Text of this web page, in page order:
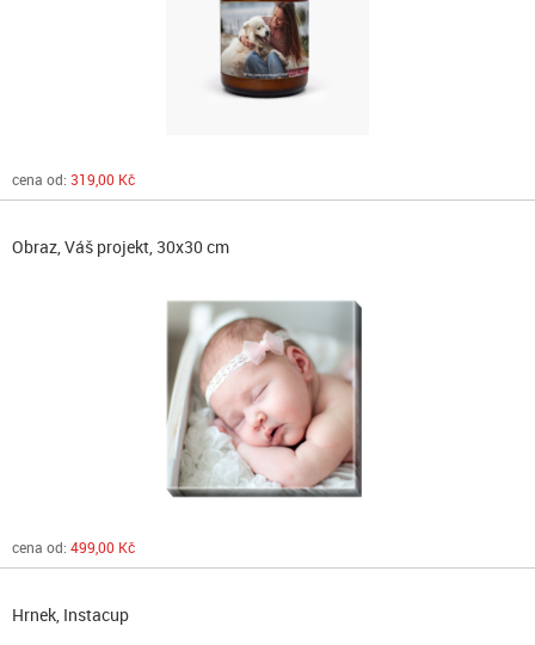
cena od: 319,00 Kč
Obraz, Váš projekt, 30x30 cm
cena od: 499,00 Kč
Hrnek, Instacup